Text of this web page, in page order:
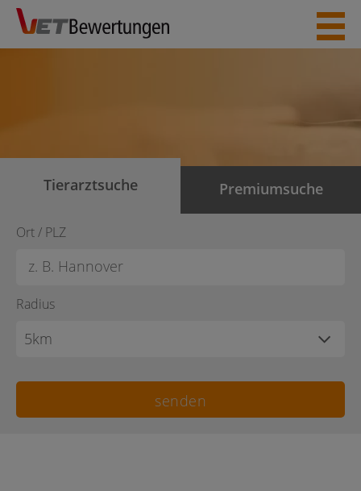
Skip
content
Tierarztsuche Premiumsuche
Ort / PLZ
Radius